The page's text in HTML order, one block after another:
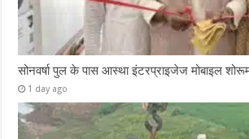
सोनवर्षा पुल के पास आस्था इंटरप्राइजेज मोबाइल
1 day ago